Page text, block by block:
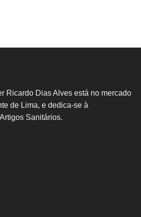
Ricardo Dias Alves está no mercado
de Lima, e dedica-se à
Sanitários.